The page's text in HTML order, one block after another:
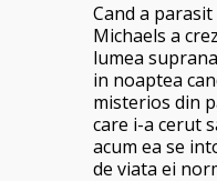
Cand a
Michaels a
lumea
in noaptea
misterios din
care i-a cerut
acum ea se
de viata ei